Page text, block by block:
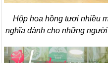
Hộp hoa hồng tươi nhiều
nghĩa dành cho những